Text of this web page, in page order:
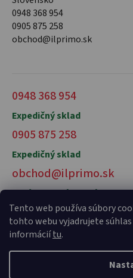
Tento web používa súbory
tohto webu vyjadrujete
informáciítu.
0948 368 954
0905 875 258
obchod@ilprimo.sk
0948 368 954
Expedičný sklad
0905 875 258
Expedičný sklad
obchod@ilprimo.sk
V prípade otázok nás